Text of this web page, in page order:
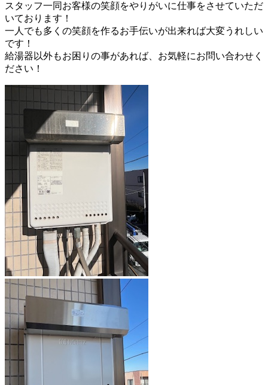
スタッフ一同お客様の笑顔をやりがいに仕事をさせていただ
いております！
一人でも多くの笑顔を作るお手伝いが出来れば大変うれしい
です！
給湯器以外もお困りの事があれば、お気軽にお問い合わせく
ださい！